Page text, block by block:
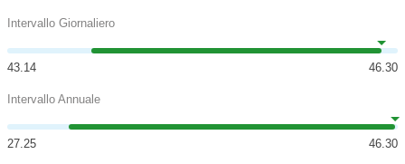
Intervallo Giornaliero
43.14 46.30
Intervallo Annuale
27.25 46.30